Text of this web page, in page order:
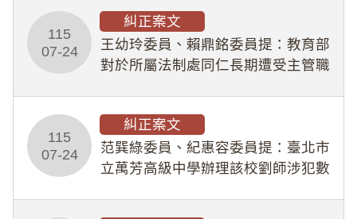
幣1,483萬餘元，並長期收受建商餽
贈；復罔顧公共安全，圖利默許建商
於停工期間
115
07-24
糾正案文
王幼玲委員、賴鼎銘委員提：教育部
對於所屬法制處同仁長期遭受主管職
人員保障法」及「職業安全衛生法」
所定維護公務人員
115
07-24
糾正案文
范巽綠委員、紀惠容委員提：臺北市
立萬芳高級中學辦理該校劉師涉犯數